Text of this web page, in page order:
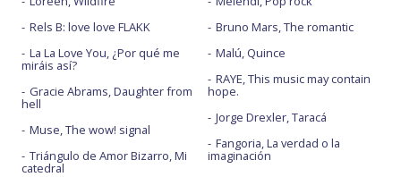
Rels B: love love FLAKK
La La Love You, ¿Por qué me
miráis así?
Gracie Abrams, Daughter from
hell
Muse, The wow! signal
Triángulo de Amor Bizarro, Mi
catedral
Bruno Mars, The romantic
Malú, Quince
RAYE, This music may contain
hope.
Jorge Drexler, Taracá
Fangoria, La verdad o la
imaginación